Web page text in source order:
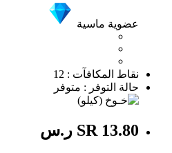
عضوية ماسية
نقاط المكافآت : 12
حالة التوفر : متوفر
SR 13.80 ر.س